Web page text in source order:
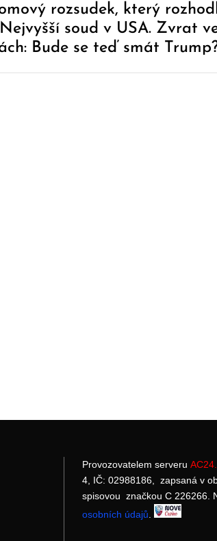
rozsudek, který
Nejvyšší soud v USA. Zvrat
Bude se teď smát
Provozovatelem serveru
4, IČ: 02988186, zapsaná v
spisovou značkou C 226266.
osobních údajů